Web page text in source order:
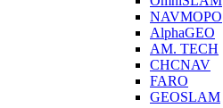
NAVMOPO
AlphaGEO
AM. TECH
CHCNAV
FARO
GEOSLAM